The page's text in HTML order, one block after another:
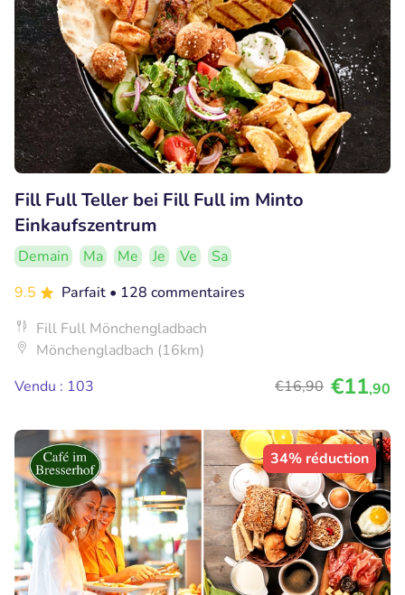
Fill Full Teller bei Fill Full im Minto
Einkaufszentrum
Demain Ma Me Je Ve
Sa
9.5
Parfait • 128 commentaires
Fill Full Mönchengladbach
Mönchengladbach (16km)
Vendu : 103
€16,90 €11,90
34% réduction